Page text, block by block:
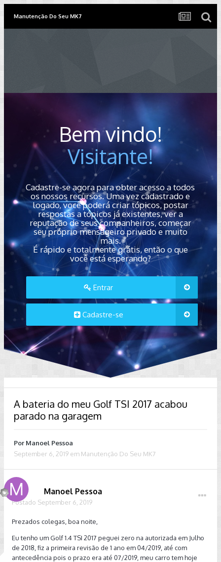
Manutenção Do Seu MK7
Bem vindo!
Visitante!
Cadastre-se agora para obter acesso a todos
os nossos recursos. Uma vez cadastrado e
logado, você poderá criar tópicos, postar
respostas a tópicos já existentes, ver a
reputação de seus companheiros, começar
seu próprio mensageiro privado e muito
mais.
É rápido e totalmente grátis, então o que
você está esperando?
Entrar
Cadastre-se
A bateria do meu Golf TSI 2017 acabou
parado na garagem
Por Manoel Pessoa
September 6, 2019 em Manutenção Do Seu MK7
Manoel Pessoa
Postado September 6, 2019
Prezados colegas, boa noite,
Eu tenho um Golf 1.4 TSI 2017 peguei zero na autorizada em Julho
de 2018, fiz a primeira revisão de 1 ano em 04/2019, até com
antecedência pois o prazo era até 07/2019, meu carro tem hoje